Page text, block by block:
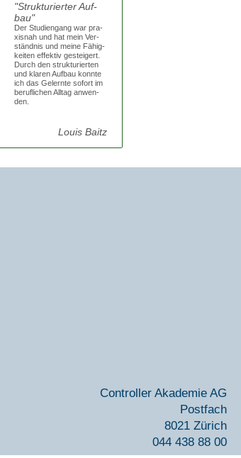
Struk­tu­rier­ter Auf­
bau
Der Stu­di­en­gang war pra­
xis­nah und hat mein Ver­
ständ­nis und mei­ne Fähig­
kei­ten effek­tiv gestei­gert.
Durch den struk­tu­rier­ten
und kla­ren Auf­bau konn­te
ich das Gelern­te sofort im
beruf­li­chen All­tag anwen­
den.
Lou­is Baitz
Con­trol­ler Aka­de­mie AG
Post­fach
8021 Zürich
044 438 88 00